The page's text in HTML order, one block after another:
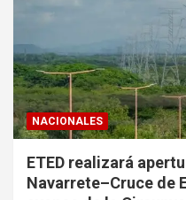
NACIONALES
ETED realizará
Navarrete–Cruce de